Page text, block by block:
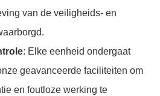
van de veiligheids- en
: Elke eenheid ondergaat
geavanceerde faciliteiten om
en foutloze werking te